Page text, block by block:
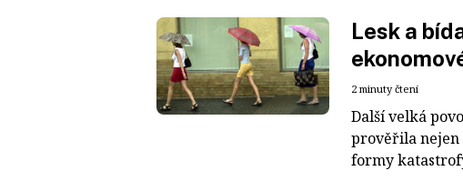
Lesk a
2 minuty čtení
Další velká
prověřila nejen
formy